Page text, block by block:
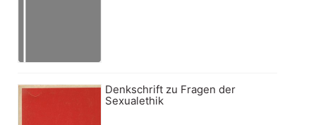
Denkschrift zu Fragen der
Sexualethik